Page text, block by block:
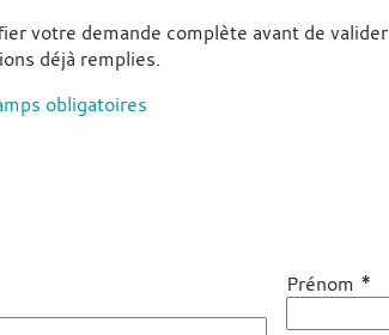
votre demande complète avant de
déjà remplies.
obligatoires
Prénom *